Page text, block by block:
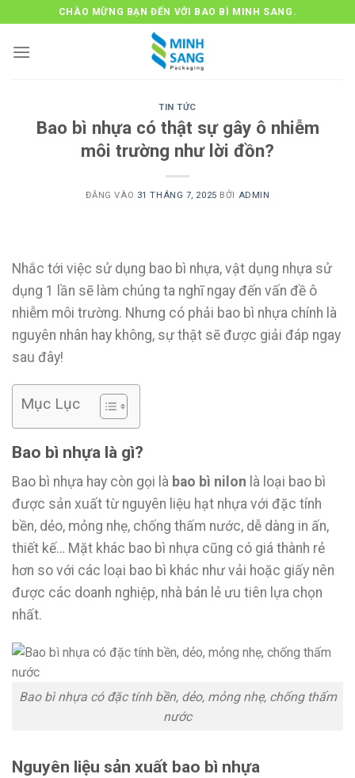
qua
nội
CHÀO MỪNG BẠN ĐẾN VỚI BAO BÌ MINH SANG.
TIN TỨC
Bao bì nhựa có thật sự gây ô nhiễm
môi trường như lời đồn?
ĐĂNG VÀO 31 THÁNG 7, 2025 BỞI ADMIN
Nhắc tới việc sử dụng bao bì nhựa, vật dụng nhựa sử
dụng 1 lần sẽ làm chúng ta nghĩ ngay đến vấn đề ô
nhiễm môi trường. Nhưng có phải bao bì nhựa chính là
nguyên nhân hay không, sự thật sẽ được giải đáp ngay
sau đây!
Mục Lục
Bao bì nhựa là gì?
Bao bì nhựa hay còn gọi là bao bì nilon là loại bao bì
được sản xuất từ nguyên liệu hạt nhựa với đặc tính
bền, dẻo, mỏng nhẹ, chống thấm nước, dễ dàng in ấn,
thiết kế… Mặt khác bao bì nhựa cũng có giá thành rẻ
hơn so với các loại bao bì khác như vải hoặc giấy nên
được các doanh nghiệp, nhà bán lẻ ưu tiên lựa chọn
nhất.
Bao bì nhựa có đặc tính bền, dẻo, mỏng nhẹ, chống thấm
nước
Nguyên liệu sản xuất bao bì nhựa